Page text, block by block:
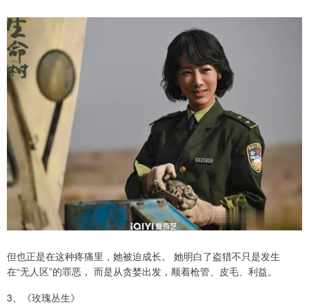
但也正是在这种疼痛里，她被迫成长。 她明白了盗猎不只是发生
在“无人区”的罪恶， 而是从贪婪出发，顺着枪管、皮毛、利益。
3、《玫瑰丛生》